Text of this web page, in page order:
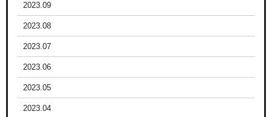
2023.09
2023.08
2023.07
2023.06
2023.05
2023.04